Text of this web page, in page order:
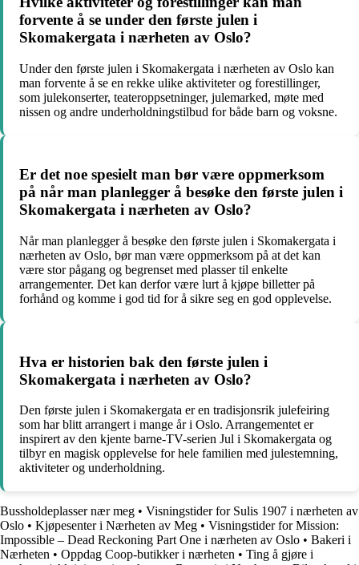
forvente å se under den første julen i
Skomakergata i nærheten av Oslo?
Under den første julen i Skomakergata i nærheten av Oslo kan
man forvente å se en rekke ulike aktiviteter og forestillinger,
som julekonserter, teateroppsetninger, julemarked, møte med
nissen og andre underholdningstilbud for både barn og voksne.
Er det noe spesielt man bør være oppmerksom
på når man planlegger å besøke den første julen i
Skomakergata i nærheten av Oslo?
Når man planlegger å besøke den første julen i Skomakergata i
nærheten av Oslo, bør man være oppmerksom på at det kan
være stor pågang og begrenset med plasser til enkelte
arrangementer. Det kan derfor være lurt å kjøpe billetter på
forhånd og komme i god tid for å sikre seg en god opplevelse.
Hva er historien bak den første julen i
Skomakergata i nærheten av Oslo?
Den første julen i Skomakergata er en tradisjonsrik julefeiring
som har blitt arrangert i mange år i Oslo. Arrangementet er
inspirert av den kjente barne-TV-serien Jul i Skomakergata og
tilbyr en magisk opplevelse for hele familien med julestemning,
aktiviteter og underholdning.
Bussholdeplasser nær meg • Visningstider for Sulis 1907 i nærheten av
Oslo • Kjøpesenter i Nærheten av Meg • Visningstider for Mission:
Impossible – Dead Reckoning Part One i nærheten av Oslo • Bakeri i
Nærheten • Oppdag Coop-butikker i nærheten • Ting å gjøre i